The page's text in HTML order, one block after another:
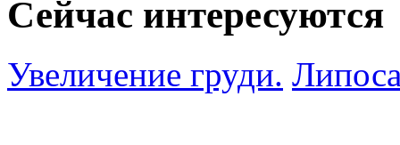
Сейчас интересуются
Увеличение груди.